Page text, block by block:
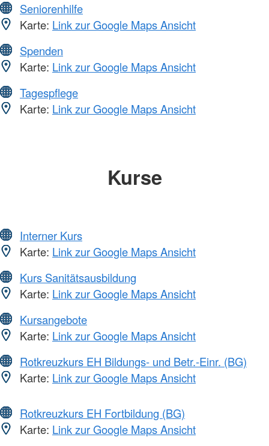
Seniorenhilfe
Karte: Link zur Google Maps Ansicht
Spenden
Karte: Link zur Google Maps Ansicht
Tagespflege
Karte: Link zur Google Maps Ansicht
Kurse
Interner Kurs
Karte: Link zur Google Maps Ansicht
Kurs Sanitätsausbildung
Karte: Link zur Google Maps Ansicht
Kursangebote
Karte: Link zur Google Maps Ansicht
Rotkreuzkurs EH Bildungs- und Betr.-Einr. (BG)
Karte: Link zur Google Maps Ansicht
Rotkreuzkurs EH Fortbildung (BG)
Karte: Link zur Google Maps Ansicht